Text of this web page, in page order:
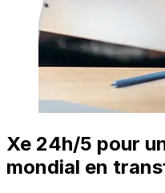
Xe 24h/5 pour
mondial en